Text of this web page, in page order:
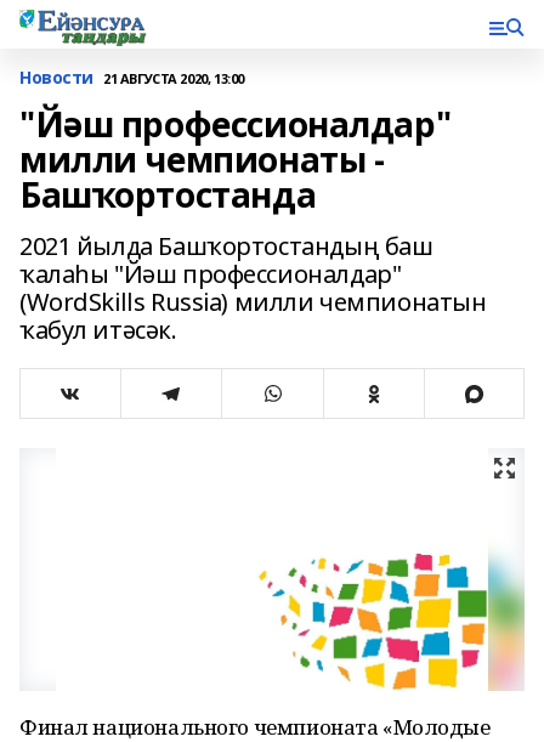
Новости 21 АВГУСТА 2020, 13:00
"Йәш профессионалдар"
милли чемпионаты -
Башҡортостанда
2021 йылда Башҡортостандың баш
ҡалаһы "Йәш профессионалдар"
(WordSkills Russia) милли чемпионатын
ҡабул итәсәк.
Финал национального чемпионата «Молодые